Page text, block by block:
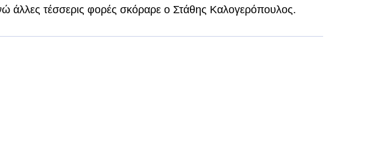
άλλες τέσσερις φορές σκόραρε ο Στάθης Καλογερόπουλος.